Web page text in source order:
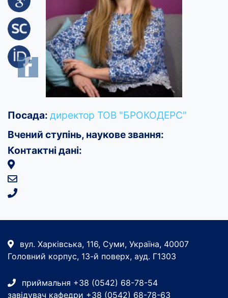
Посада: директор ТОВ "БРОКОДЕРС"
Вчений ступінь, наукове звання:
Контактні дані:
вул. Харківська, 116, Суми, Україна, 40007
Головний корпус, 13-й поверх, ауд. Г1303
приймальня +38 (0542) 68-78-54
завідувач кафедри +38 (0542) 68-78-63